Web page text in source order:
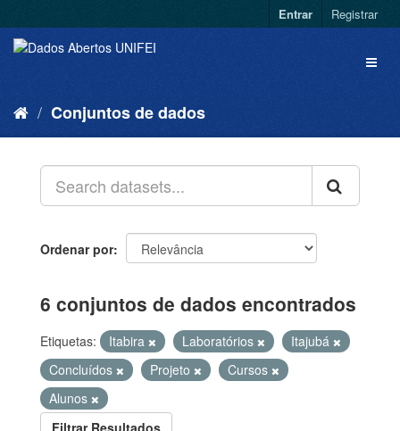
Entrar Registrar
Conjuntos de dados
Ordenar por
6 conjuntos de dados encontrados
Etiquetas: Itabira Laboratórios
Itajubá
Concluídos
Projeto
Cursos
Alunos
Filtrar Resultados